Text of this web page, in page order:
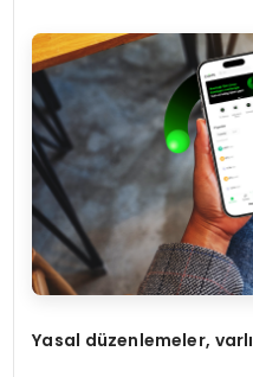
Yasal düzenlemeler, varlı